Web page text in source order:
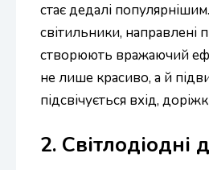
стає дедалі
світильники, направлені
створюють вражаючий
не лише красиво, а й
підсвічується вхід,
2. Світлодіодні